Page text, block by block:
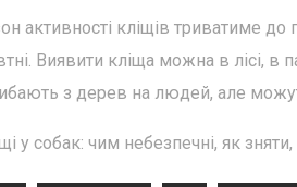
активності кліщів триватиме до
Виявити кліща можна в лісі, в
з дерев на людей, але
у собак: чим небезпечні, як